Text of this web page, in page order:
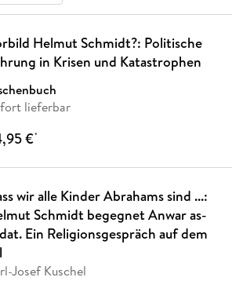
Helmut Schmidt?: Politische
in Krisen und Katastrophen
lieferbar
€*
wir alle Kinder Abrahams sind ...:
Schmidt begegnet Anwar as-
Ein Religionsgespräch auf dem
Josef Kuschel